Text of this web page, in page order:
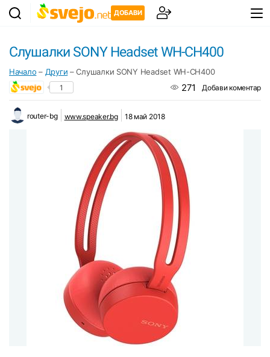
ДОБАВИ
Слушалки SONY Headset WH-CH400
Начало – Други –Слушалки SONY Headset WH-CH400
1 271 Добави коментар
router-bg www.speaker.bg 18 май 2018